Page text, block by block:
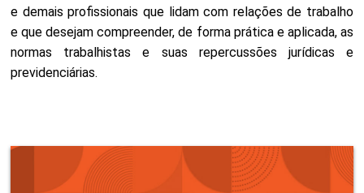
e demais profissionais que lidam com relações de trabalho
e que desejam compreender, de forma prática e aplicada, as
normas trabalhistas e suas repercussões jurídicas e
previdenciárias.